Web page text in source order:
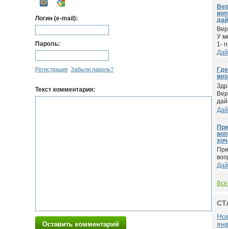
Логин (e-mail):
Пароль:
Регистрация Забыли пароль?
Текст комментария:
Оставить комментарий
У
1-